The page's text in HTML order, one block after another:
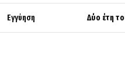
Εγγύηση Δύο έτη